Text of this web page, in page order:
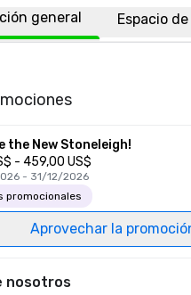
general Espacio
the New Stoneleigh!
- 459,00 US$
- 31/12/2026
promocionales
Aprovechar la
nosotros